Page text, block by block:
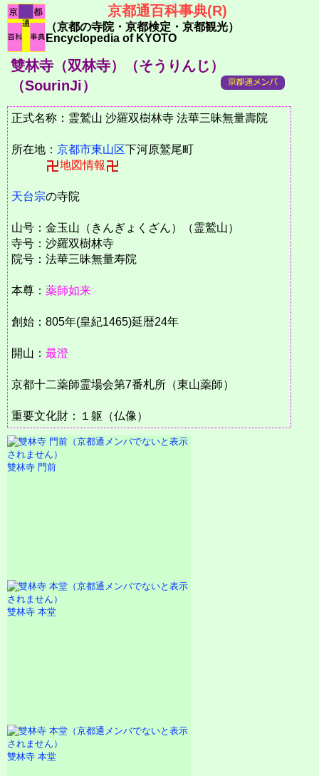
京都通百科事典(R)
（京都の寺院・京都検定・京都観光）
Encyclopedia of KYOTO
雙林寺（双林寺）（そうりんじ）
（SourinJi）
正式名称：霊鷲山 沙羅双樹林寺 法華三昧無量壽院
所在地： 京都市東山区下河原鷲尾町
地図情報
天台宗の寺院
山号：金玉山（きんぎょくざん）（霊鷲山）
寺号：沙羅双樹林寺
院号：法華三昧無量寿院
本尊： 薬師如来
創始：805年(皇紀1465)延暦24年
開山： 最澄
京都十二薬師霊場会第7番札所（東山薬師）
重要文化財：１躯（仏像）
雙林寺 門前
雙林寺 本堂
雙林寺 本堂